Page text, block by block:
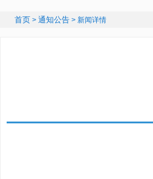
首页 > 通知公告 > 新闻详情